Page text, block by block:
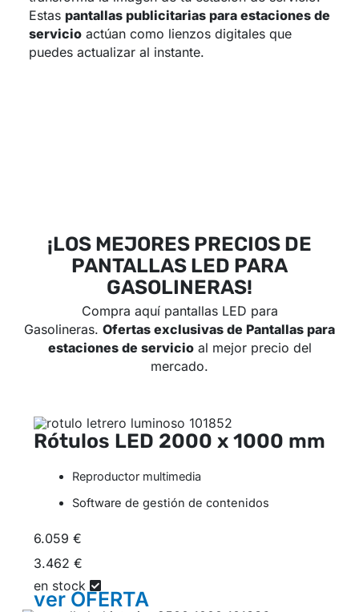
Estas pantallas publicitarias para estaciones de
servicio actúan como lienzos digitales que
puedes actualizar al instante.
¡LOS MEJORES PRECIOS DE
PANTALLAS LED PARA
GASOLINERAS!
Compra aquí pantallas LED para
Gasolineras. Ofertas exclusivas de Pantallas para
estaciones de servicioal mejor precio del
mercado.
Rótulos LED 2000 x 1000 mm
Reproductor multimedia
Software de gestión de contenidos
6.059 €
3.462 €
en stock
verOFERTA